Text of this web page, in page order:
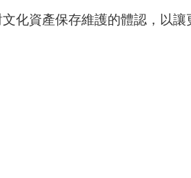
化資產保存維護的體認，以讓